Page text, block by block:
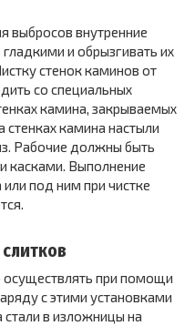
выбросов внутренние
и обрызгивать их
стенок каминов от
со специальных
камина, закрываемых
камина настыли
Рабочие должны быть
касками. Выполнение
под ним при чистке
осуществлять при помощи
с этими установками
стали в изложницы на